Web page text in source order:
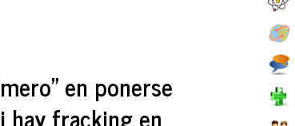
en ponerse
hay fracking en